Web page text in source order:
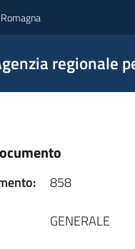
regionale
858
GENERALE